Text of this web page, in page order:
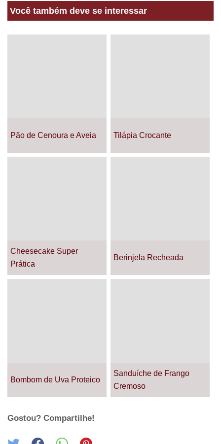
Você também deve se interessar
Pão de Cenoura e Aveia Tilápia Crocante
Cheesecake Super
Prática
Berinjela Recheada
Bombom de Uva Proteico
Sanduíche de Frango
Cremoso
Gostou? Compartilhe!